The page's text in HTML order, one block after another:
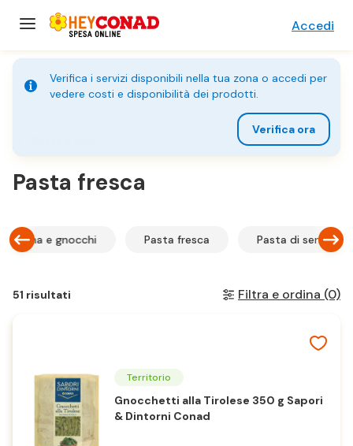
Accedi
Verifica i servizi disponibili nella tua zona o accedi per
vedere costi e disponibilità dei prodotti.
Verifica ora
Pasta fresca
ripiena e gnocchi Pasta fresca Pasta di semola
51 risultati Filtra e ordina (0)
Territorio
Gnocchetti alla Tirolese 350 g Sapori
& Dintorni Conad